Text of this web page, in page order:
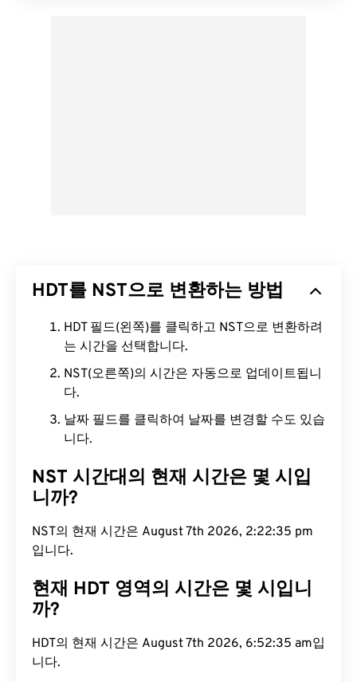
HDT를 NST으로 변환하는 방법
HDT 필드(왼쪽)를 클릭하고 NST으로 변환하려
는 시간을 선택합니다.
NST(오른쪽)의 시간은 자동으로 업데이트됩니
다.
날짜 필드를 클릭하여 날짜를 변경할 수도 있습
니다.
NST 시간대의 현재 시간은 몇 시입
니까?
NST의 현재 시간은 August 7th 2026, 2:22:36 pm
입니다.
현재 HDT 영역의 시간은 몇 시입니
까?
HDT의 현재 시간은 August 7th 2026, 6:52:36 am입
니다.